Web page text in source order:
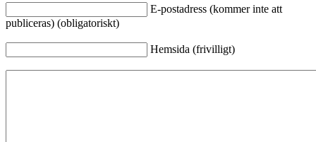
E-postadress (kommer inte att
publiceras) (obligatoriskt)
Hemsida (frivilligt)